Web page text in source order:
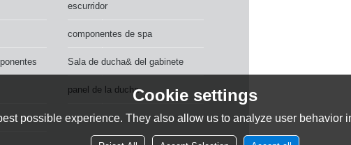
escurridor
componentes de spa
Sala de ducha& del gabinete
panel de la duchaCookie settings
possible experience. They also allow us to analyze user behavior